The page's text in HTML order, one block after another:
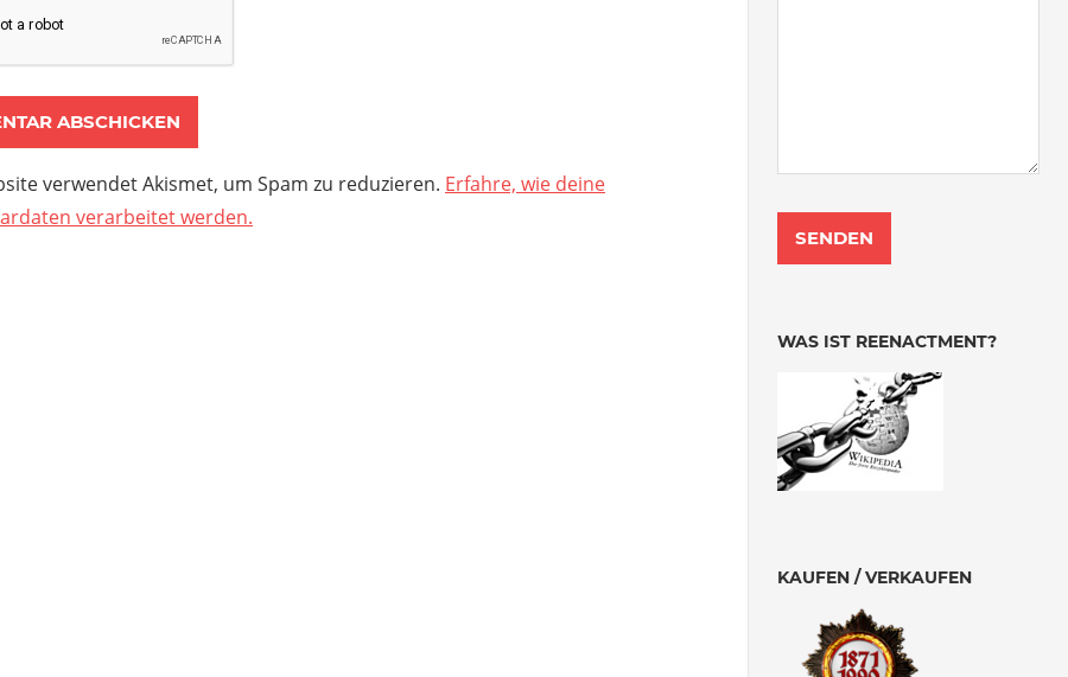
verwendet Akismet, um Spam zu reduzieren. Erfahre, wie deine
verarbeitet werden.
WAS IST REENACTMENT?
KAUFEN / VERKAUFEN